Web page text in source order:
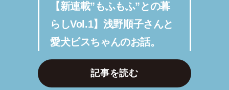
【新連載”もふもふ”との暮
らしVol.1】浅野順子さんと
愛犬ビスちゃんのお話。
記事を読む